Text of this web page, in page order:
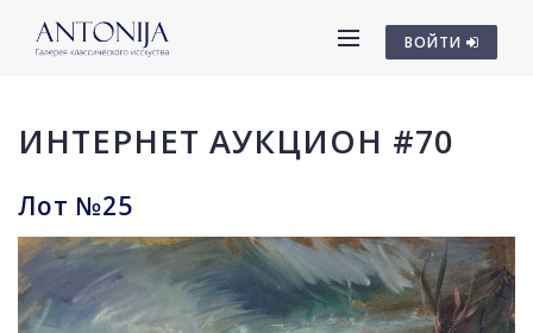
ВОЙТИ
ИНТЕРНЕТ АУКЦИОН #70
Лот №25